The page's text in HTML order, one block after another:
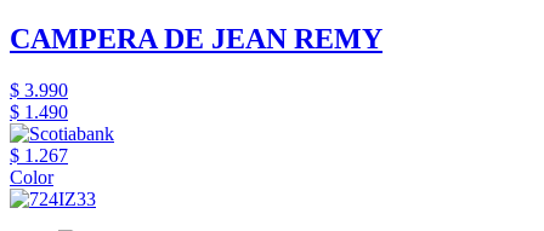
CAMPERA DE JEAN REMY
$ 3.990
$ 1.490
$ 1.267
Color